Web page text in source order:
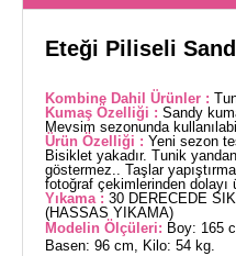
Eteği Piliseli
Kombine Dahil Ürünler :
Kumaş Özelliği : Sandy
Mevsim sezonunda
Ürün Özelliği : Yeni sezon
Bisiklet yakadır. Tunik
göstermez.. Taşlar
fotoğraf çekimlerinden dolayı
Yıkama : 30 DERECEDE
(HASSAS YIKAMA)
Modelin Ölçüleri: Boy: 165
Basen: 96 cm, Kilo: 54 kg.